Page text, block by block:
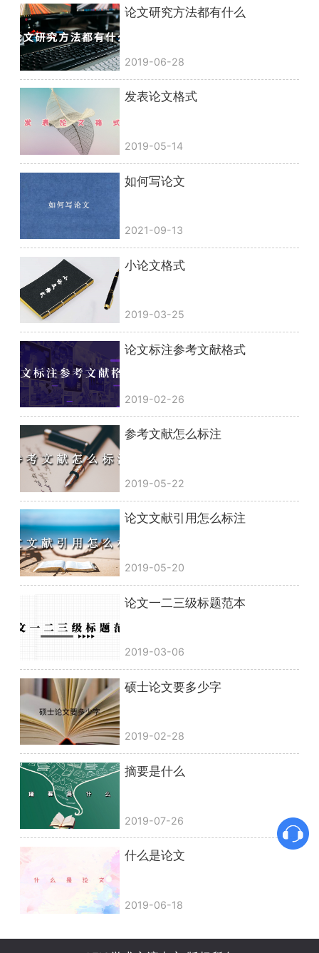
论文研究方法都有什么
2019-06-28
发表论文格式
2019-05-14
如何写论文
2021-09-13
小论文格式
2019-03-25
论文标注参考文献格式
2019-02-26
参考文献怎么标注
2019-05-22
论文文献引用怎么标注
2019-05-20
论文一二三级标题范本
2019-03-06
硕士论文要多少字
2019-02-28
摘要是什么
2019-07-26
什么是论文
2019-06-18